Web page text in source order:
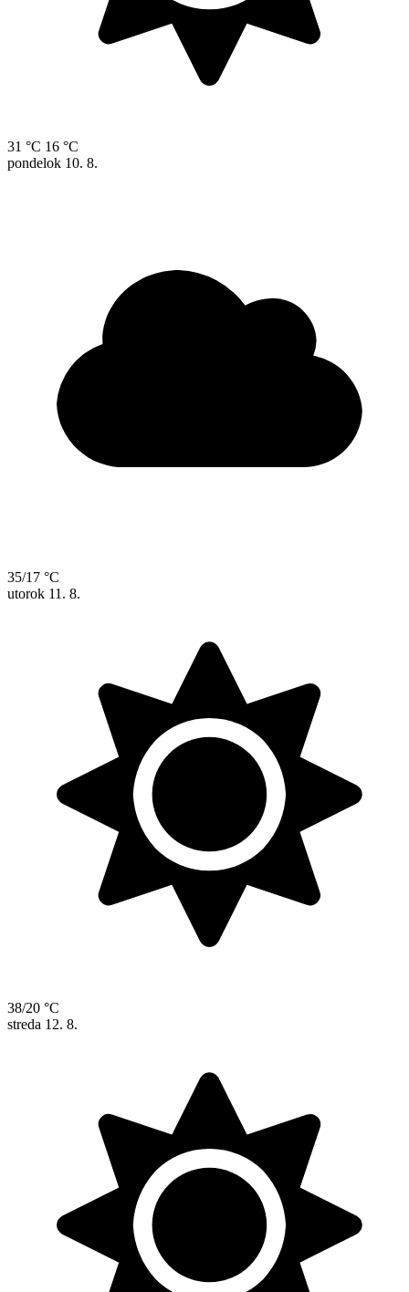
31 °C 16 °C
pondelok 10. 8.
35/17 °C
utorok 11. 8.
38/20 °C
streda 12. 8.